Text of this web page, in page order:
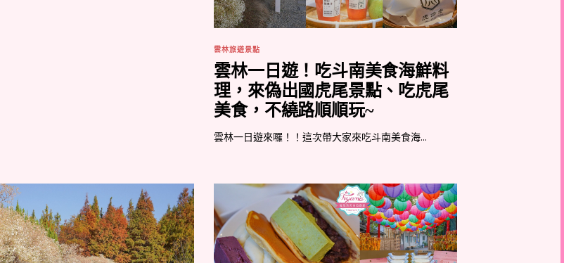
雲林旅遊景點
雲林一日遊！吃斗南美食海鮮料
理，來偽出國虎尾景點、吃虎尾
美食，不繞路順順玩~
雲林一日遊來囉！！這次帶大家來吃斗南美食海...